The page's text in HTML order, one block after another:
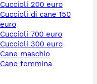
cuccioli 200 euro
cuccioli di cane 150
euro
cuccioli 700 euro
cuccioli 300 euro
cane maschio
cane femmina